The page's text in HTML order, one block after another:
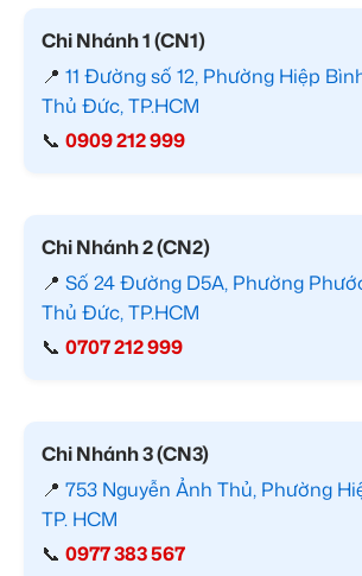
Chi Nhánh 1 (CN1)
📍 11 Đường số 12, Phường Hiệp
Thủ Đức, TP.HCM
📞 0909 212 999
Chi Nhánh 2 (CN2)
📍 Số 24 Đường D5A, Phường
Thủ Đức, TP.HCM
📞 0707 212 999
Chi Nhánh 3 (CN3)
📍 753 Nguyễn Ảnh Thủ, Phường
TP. HCM
📞 0977 383 567